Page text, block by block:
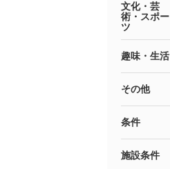
文化・芸
術・スポー
ツ
趣味・生活
その他
条件
施設条件